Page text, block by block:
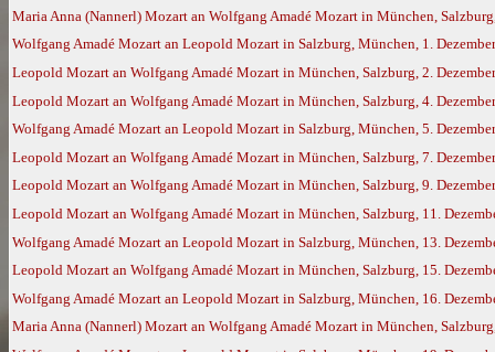
Maria Anna (Nannerl) Mozart an Wolfgang Amadé Mozart in München,
Wolfgang Amadé Mozart an Leopold Mozart in Salzburg, München, 1.
Leopold Mozart an Wolfgang Amadé Mozart in München, Salzburg, 2.
Leopold Mozart an Wolfgang Amadé Mozart in München, Salzburg, 4.
Wolfgang Amadé Mozart an Leopold Mozart in Salzburg, München, 5.
Leopold Mozart an Wolfgang Amadé Mozart in München, Salzburg, 7.
Leopold Mozart an Wolfgang Amadé Mozart in München, Salzburg, 9.
Leopold Mozart an Wolfgang Amadé Mozart in München, Salzburg, 11.
Wolfgang Amadé Mozart an Leopold Mozart in Salzburg, München, 13.
Leopold Mozart an Wolfgang Amadé Mozart in München, Salzburg, 15.
Wolfgang Amadé Mozart an Leopold Mozart in Salzburg, München, 16.
Maria Anna (Nannerl) Mozart an Wolfgang Amadé Mozart in München,